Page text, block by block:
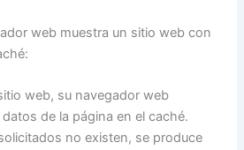
web muestra un sitio web con
web, su navegador web
de la página en el caché.
no existen, se produce